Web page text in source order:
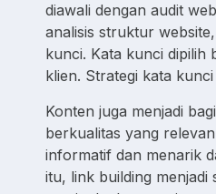
diawali dengan audit
analisis struktur
kunci. Kata kunci dipilih
klien. Strategi kata
Konten juga menjadi
berkualitas yang
informatif dan menarik
itu, link building menjadi